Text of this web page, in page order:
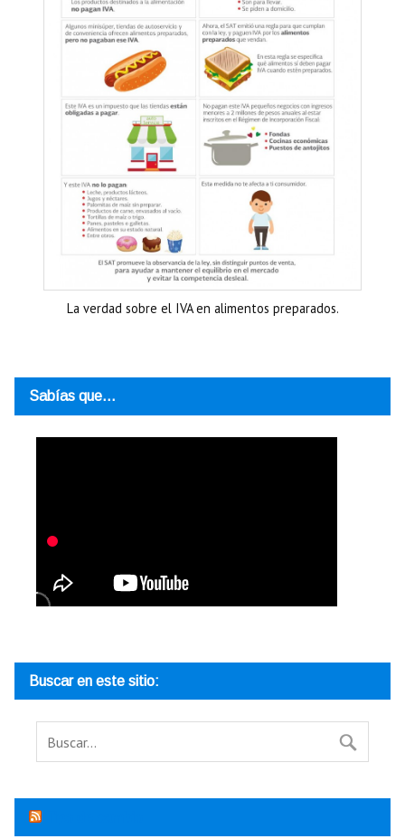
La verdad sobre el IVA en alimentos preparados.
Sabías que…
Buscar en este sitio: